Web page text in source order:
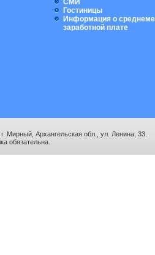
СМИ
Гостиницы
Информация о
заработной плате
Мирный, Архангельская обл., ул. Ленина, 33.
обязательна.